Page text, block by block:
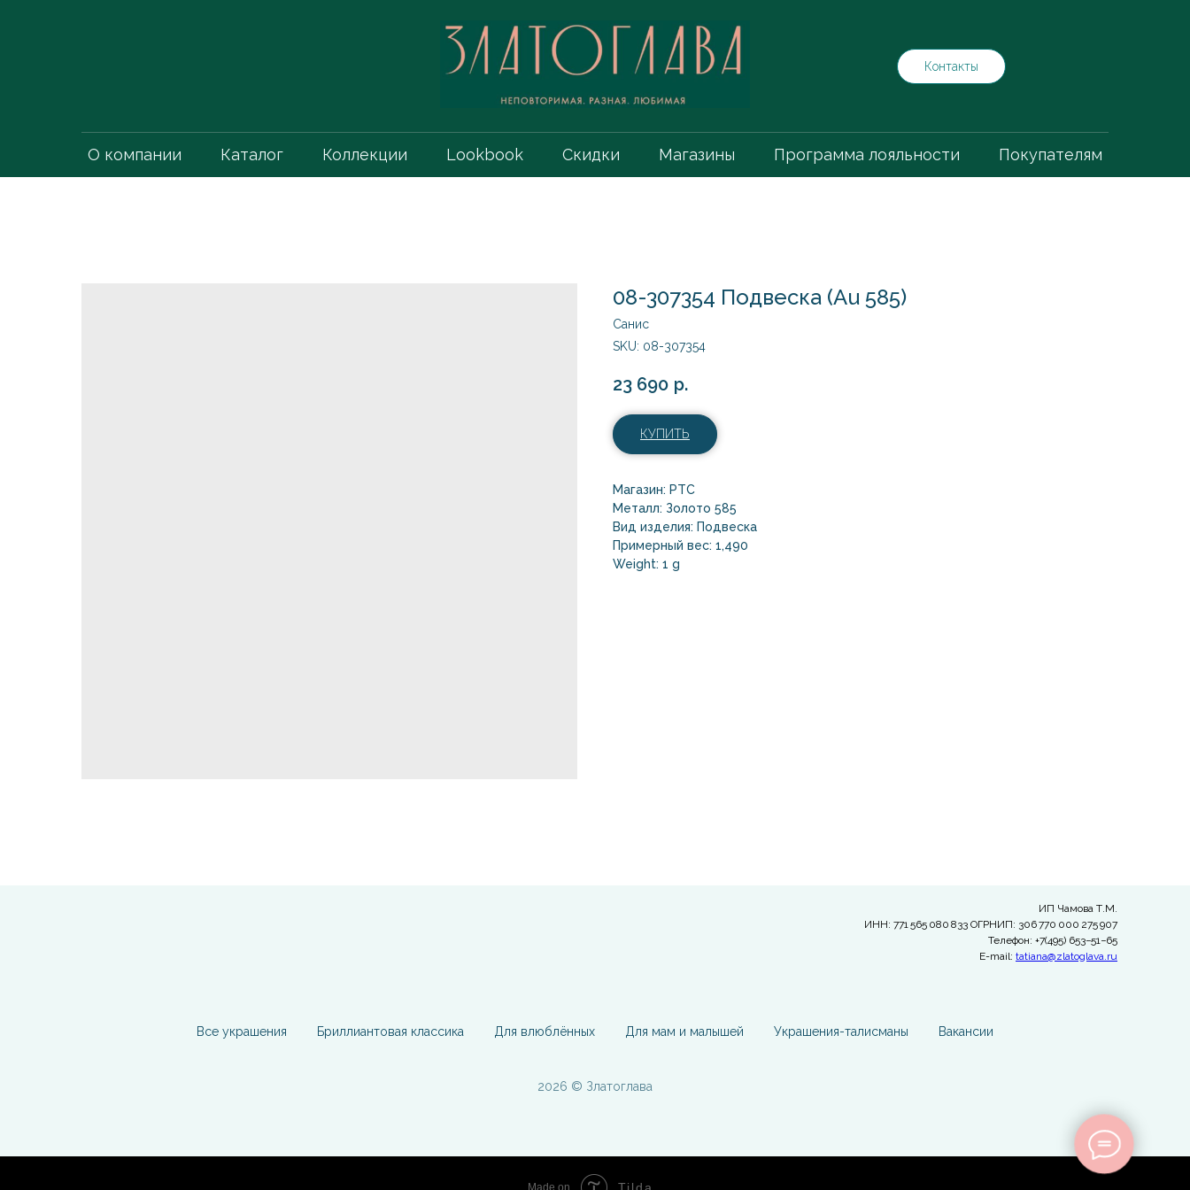
Контакты
О компании Каталог Коллекции Lookbook Скидки Магазины Программа лояльности Покупателям
08-307354 Подвеска (Au 585)
Санис
SKU: 08-307354
23 690 р.
КУПИТЬ
Магазин: РТС
Металл: Золото 585
Вид изделия: Подвеска
Примерный вес: 1,490
Weight: 1 g
ИП Чамова Т.М.
ИНН: 771 565 080 833 ОГРНИП: 306 770 000 275 907
Телефон: +7(495) 653−51−65
E-mail: tatiana@zlatoglava.ru
Все украшения Бриллиантовая классика Для влюблённых Для мам и малышей Украшения-талисманы Вакансии
2026 © Златоглава
Made on